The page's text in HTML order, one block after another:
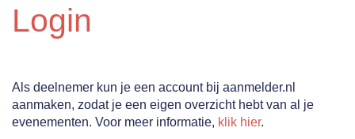
Login
Als deelnemer kun je een account bij aanmelder.nl
aanmaken, zodat je een eigen overzicht hebt van al je
evenementen. Voor meer informatie, klik hier.